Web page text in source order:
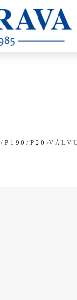
/ P190 / P20